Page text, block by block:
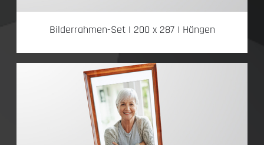
Bilderrahmen-Set | 200 x 287 | Hängen